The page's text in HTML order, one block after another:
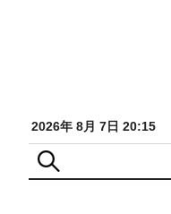
2026年 8月 7日 20:15